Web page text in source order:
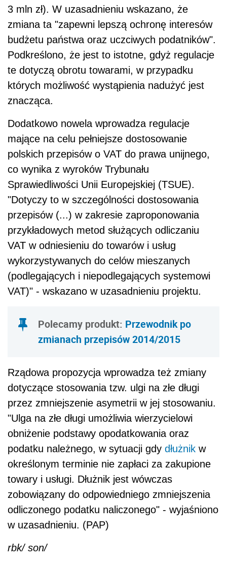
3 mln zł). W uzasadnieniu wskazano, że
zmiana ta "zapewni lepszą ochronę interesów
budżetu państwa oraz uczciwych podatników".
Podkreślono, że jest to istotne, gdyż regulacje
te dotyczą obrotu towarami, w przypadku
których możliwość wystąpienia nadużyć jest
znacząca.
Dodatkowo nowela wprowadza regulacje
mające na celu pełniejsze dostosowanie
polskich przepisów o VAT do prawa unijnego,
co wynika z wyroków Trybunału
Sprawiedliwości Unii Europejskiej (TSUE).
"Dotyczy to w szczególności dostosowania
przepisów (...) w zakresie zaproponowania
przykładowych metod służących odliczaniu
VAT w odniesieniu do towarów i usług
wykorzystywanych do celów mieszanych
(podlegających i niepodlegających systemowi
VAT)" - wskazano w uzasadnieniu projektu.
Polecamy produkt: Przewodnik po
zmianach przepisów 2014/2015
Rządowa propozycja wprowadza też zmiany
dotyczące stosowania tzw. ulgi na złe długi
przez zmniejszenie asymetrii w jej stosowaniu.
"Ulga na złe długi umożliwia wierzycielowi
obniżenie podstawy opodatkowania oraz
podatku należnego, w sytuacji gdy dłużnik w
określonym terminie nie zapłaci za zakupione
towary i usługi. Dłużnik jest wówczas
zobowiązany do odpowiedniego zmniejszenia
odliczonego podatku naliczonego" - wyjaśniono
w uzasadnieniu. (PAP)
rbk/ son/